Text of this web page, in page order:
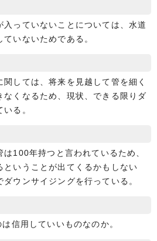
入っていないことについては、水道
いないためである。
しては、将来を見越して管を細く
なくなるため、現状、できる限りダ
る。
100年持つと言われているため、
ということが出てくるかもしない
ウンサイジングを行っている。
信用していいものなのか。